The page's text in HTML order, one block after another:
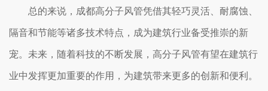
总的来说，成都高分子风管凭借其轻巧灵活、耐腐蚀、
隔音和节能等诸多技术特点，成为建筑行业备受推崇的新
宠。未来，随着科技的不断发展，高分子风管有望在建筑行
业中发挥更加重要的作用，为建筑带来更多的创新和便利。